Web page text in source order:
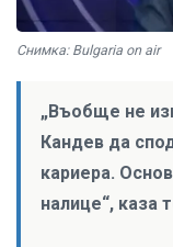
Снимка: Bulgaria on air
„Въобще не
Кандев да
кариера.
налице“, каза